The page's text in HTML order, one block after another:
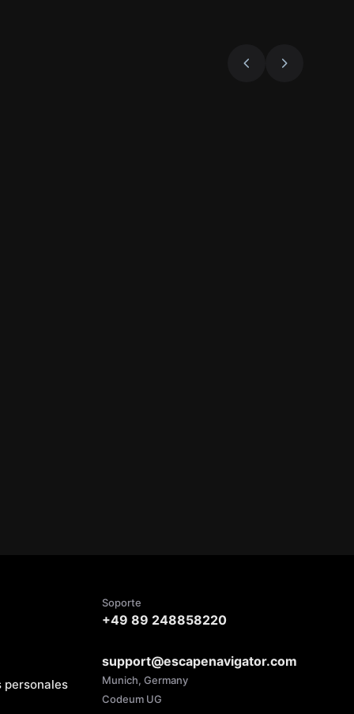
personales
Soporte
+49 89 248858220
support@escapenavigator.com
Munich, Germany
Codeum UG